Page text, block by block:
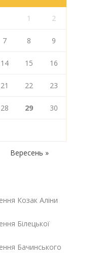
1 2
7 8 9
14 15 16
21 22 23
28 29 30
Вересень »
Козак Аліни
Білецької
Бачинського